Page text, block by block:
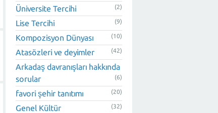
Üniversite Tercihi (2)
Lise Tercihi (9)
Kompozisyon Dünyası (10)
Atasözleri ve deyimler (42)
Arkadaş davranışları hakkında
sorular
(6)
favori şehir tanıtımı (20)
Genel Kültür (32)